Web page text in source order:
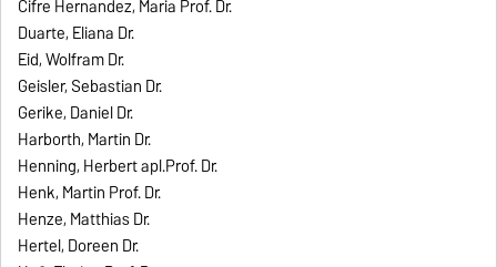
Cifre Hernandez, Maria Prof. Dr.
Duarte, Eliana Dr.
Eid, Wolfram Dr.
Geisler, Sebastian Dr.
Gerike, Daniel Dr.
Harborth, Martin Dr.
Henning, Herbert apl.Prof. Dr.
Henk, Martin Prof. Dr.
Henze, Matthias Dr.
Hertel, Doreen Dr.